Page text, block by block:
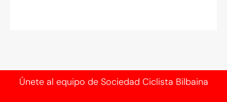
Únete al equipo de Sociedad Ciclista Bilbaina